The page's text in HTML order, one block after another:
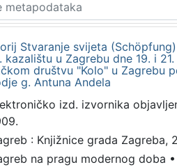
Stvaranje svijeta
u Zagrebu dne 19. i
društvu "Kolo" u Zagrebu
g. Antuna Andela
izd. izvornika
: Knjižnice grada Zagreba,
na pragu modernog doba •